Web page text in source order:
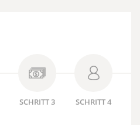
SCHRITT 3 SCHRITT 4